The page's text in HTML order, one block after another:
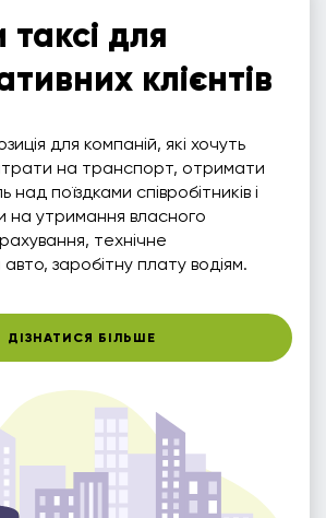
для
клієнтів
для компаній, які хочуть
на транспорт, отримати
поїздками співробітників і
на утримання власного
технічне
заробітну плату водіям.
ДІЗНАТИСЯ БІЛЬШЕ